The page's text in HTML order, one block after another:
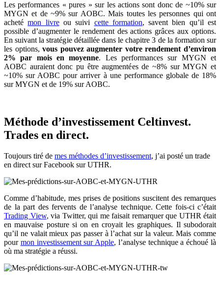
Les performances « pures » sur les actions sont donc de ~10% sur
MYGN et de ~9% sur AOBC. Mais toutes les personnes qui ont
achetémon livreou suivi cette formation, savent bien qu’il est
possible d’augmenter le rendement des actions grâces aux options.
En suivant la stratégie détaillée dans le chapitre 3 de la formation sur
les options,vous pouvez augmenter votre rendement d’environ
2% par mois en moyenne. Les performances sur MYGN et
AOBC auraient donc pu être augmentées de ~8% sur MYGN et
~10% sur AOBC pour arriver à une performance globale de 18%
sur MYGN et de 19% sur AOBC.
Méthode d’investissement Celtinvest.
Trades en direct.
Toujours tiré de mes méthodes d’investissement, j’ai posté un trade
en direct sur Facebook sur UTHR.
Comme d’habitude, mes prises de positions suscitent des remarques
de la part des fervents de l’analyse technique. Cette fois-ci c’était
Trading View, via Twitter, qui me faisait remarquer que UTHR était
en mauvaise posture si on en croyait les graphiques. Il subodorait
qu’il ne valait mieux pas passer à l’achat sur la valeur. Mais comme
pour mon investissement sur Apple, l’analyse technique a échoué là
où ma stratégie a réussi.